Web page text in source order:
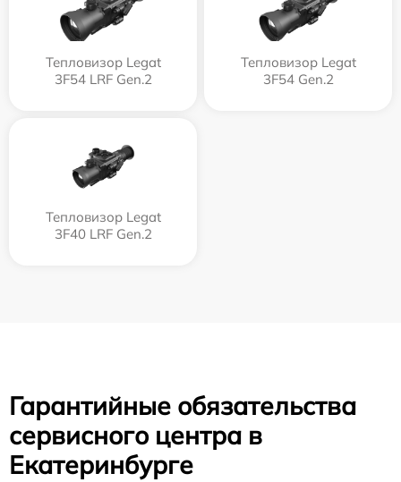
Тепловизор Legat
3F54 LRF Gen.2
Тепловизор Legat
3F54 Gen.2
Тепловизор Legat
3F40 LRF Gen.2
Гарантийные обязательства
сервисного центра в
Екатеринбурге